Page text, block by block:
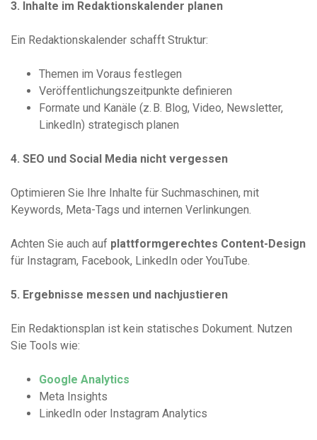
3. Inhalte im Redaktionskalender planen
Ein Redaktionskalender schafft Struktur:
Themen im Voraus festlegen
Veröffentlichungszeitpunkte definieren
Formate und Kanäle (z. B. Blog, Video, Newsletter,
LinkedIn) strategisch planen
4. SEO und Social Media nicht vergessen
Optimieren Sie Ihre Inhalte für Suchmaschinen, mit
Keywords, Meta-Tags und internen Verlinkungen.
Achten Sie auch auf plattformgerechtes Content-Design
für Instagram, Facebook, LinkedIn oder YouTube.
5. Ergebnisse messen und nachjustieren
Ein Redaktionsplan ist kein statisches Dokument. Nutzen
Sie Tools wie:
Google Analytics
Meta Insights
LinkedIn oder Instagram Analytics